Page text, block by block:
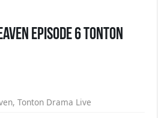
Episode 6 Tonton
,Tonton Drama Live